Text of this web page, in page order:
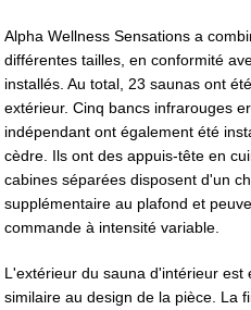
Alpha Wellness Sensations a
différentes tailles, en conformité
installés. Au total, 23 saunas ont
extérieur. Cinq bancs infrarouges
indépendant ont également été
cèdre. Ils ont des appuis-tête en
cabines séparées disposent d'un
supplémentaire au plafond et
commande à intensité variable.
L'extérieur du sauna d'intérieur
similaire au design de la pièce. La